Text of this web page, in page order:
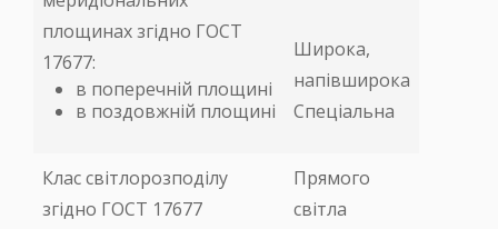
площинах згідно ГОСТ
17677:
в поперечній площині
в поздовжній площині
Широка,
напівширока
Спеціальна
Клас світлорозподілу
згідно ГОСТ 17677
Прямого
світла